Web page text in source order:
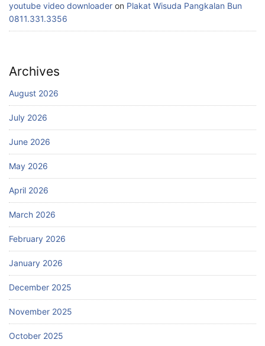
youtube video downloader on Plakat Wisuda Pangkalan Bun
0811.331.3356
Archives
August 2026
July 2026
June 2026
May 2026
April 2026
March 2026
February 2026
January 2026
December 2025
November 2025
October 2025